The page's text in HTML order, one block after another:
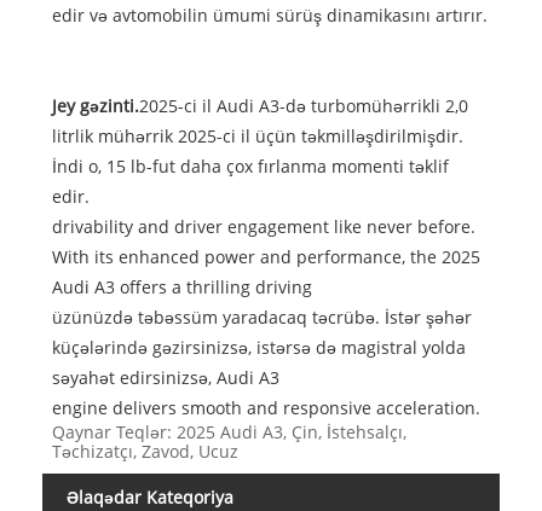
edir və avtomobilin ümumi sürüş dinamikasını artırır.
Jey gəzinti.2025-ci il Audi A3-də turbomühərrikli 2,0
litrlik mühərrik 2025-ci il üçün təkmilləşdirilmişdir.
İndi o, 15 lb-fut daha çox fırlanma momenti təklif
edir.
drivability and driver engagement like never before.
With its enhanced power and performance, the 2025
Audi A3 offers a thrilling driving
üzünüzdə təbəssüm yaradacaq təcrübə. İstər şəhər
küçələrində gəzirsinizsə, istərsə də magistral yolda
səyahət edirsinizsə, Audi A3
engine delivers smooth and responsive acceleration.
Qaynar Teqlər: 2025 Audi A3, Çin, İstehsalçı,
Təchizatçı, Zavod, Ucuz
Əlaqədar Kateqoriya